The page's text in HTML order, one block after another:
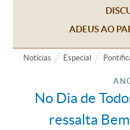
ADEUS AO
Notícias Especial
No Dia de
ressalta